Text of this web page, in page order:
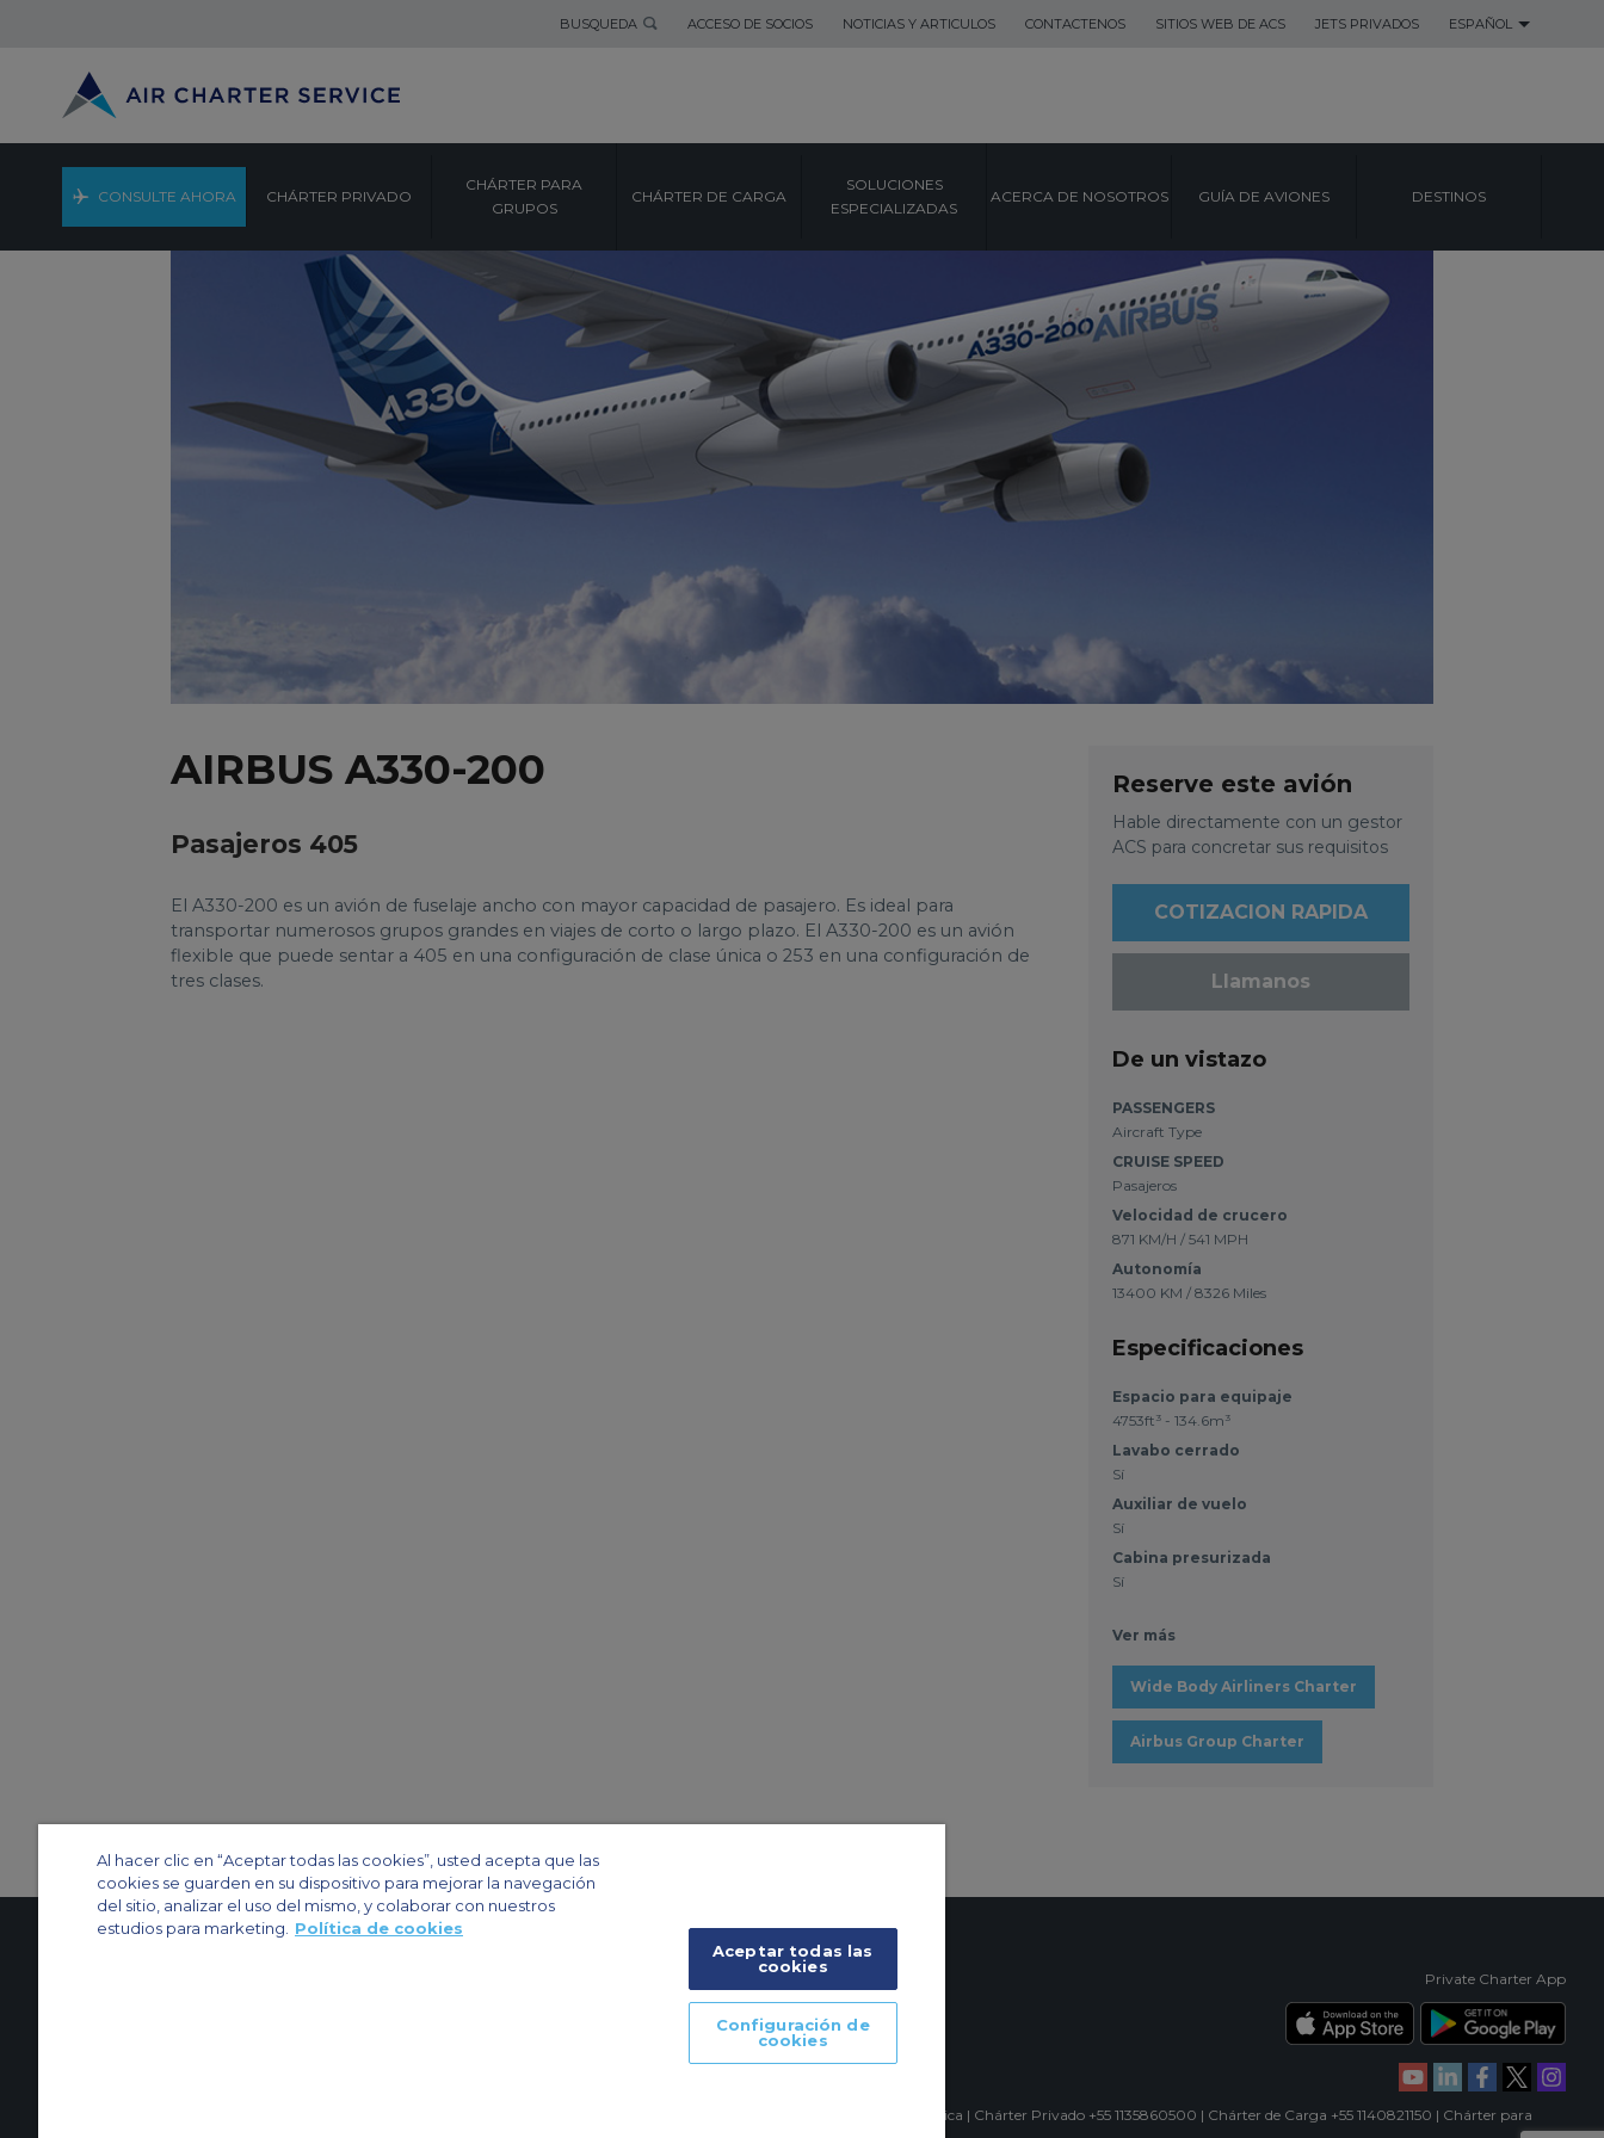
BUSQUEDA ACCESO DE SOCIOS NOTICIAS Y ARTICULOS CONTACTENOS SITIOS WEB DE ACS JETS PRIVADOS ESPAÑOL
CONSULTE AHORA CHÁRTER PRIVADO
CHÁRTER PARA
GRUPOS
CHÁRTER DE CARGA
SOLUCIONES
ESPECIALIZADAS
ACERCA DE NOSOTROS GUÍA DE AVIONES DESTINOS
AIRBUS A330-200
Pasajeros 405
El A330-200 es un avión de fuselaje ancho con mayor capacidad de pasajero. Es ideal para
transportar numerosos grupos grandes en viajes de corto o largo plazo. El A330-200 es un avión
flexible que puede sentar a 405 en una configuración de clase única o 253 en una configuración de
tres clases.
Reserve este avión
Hable directamente con un gestor
ACS para concretar sus requisitos
COTIZACION RAPIDA
Llamanos
De un vistazo
PASSENGERS
Aircraft Type
CRUISE SPEED
Pasajeros
Velocidad de crucero
871 KM/H / 541 MPH
Autonomía
13400 KM / 8326 Miles
Especificaciones
Espacio para equipaje
4753ft³ - 134.6m³
Lavabo cerrado
Sí
Auxiliar de vuelo
Sí
Cabina presurizada
Sí
Ver más
Wide Body Airliners Charter
Airbus Group Charter
Private Charter App
© 2024 Air Charter Service | Rua Funchal, 411 5 andar sala 13, Vila Olimpia, Sao Paulo-SP Brasil, CEP 04551-060, Brazil, South America | Chárter Privado +55 1135860500 | Chárter de Carga +55 1140821150 | Chárter para
Al hacer clic en “Aceptar todas las cookies”, usted acepta que las
cookies se guarden en su dispositivo para mejorar la navegación
del sitio, analizar el uso del mismo, y colaborar con nuestros
estudios para marketing.
Política de cookies
Aceptar todas las
cookies
Configuración de
cookies